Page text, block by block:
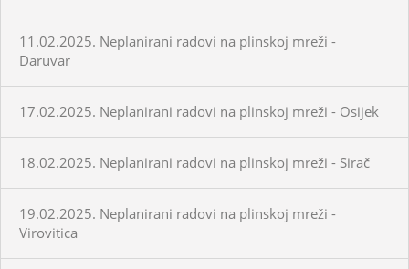
11.02.2025. Neplanirani radovi na plinskoj mreži -
Daruvar
17.02.2025. Neplanirani radovi na plinskoj mreži - Osijek
18.02.2025. Neplanirani radovi na plinskoj mreži - Sirač
19.02.2025. Neplanirani radovi na plinskoj mreži -
Virovitica